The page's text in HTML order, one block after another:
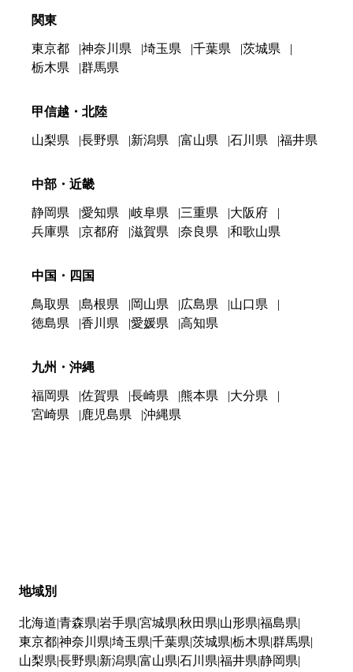
関東
東京都 神奈川県 埼玉県 千葉県
茨城県
栃木県
群馬県
甲信越・北陸
山梨県 長野県 新潟県 富山県 石川県 福井県
中部・近畿
静岡県 愛知県 岐阜県 三重県
大阪府
兵庫県
京都府 滋賀県 奈良県 和歌山県
中国・四国
鳥取県 島根県 岡山県 広島県
山口県
徳島県
香川県 愛媛県 高知県
九州・沖縄
福岡県 佐賀県 長崎県 熊本県
大分県
宮崎県
鹿児島県 沖縄県
地域別
北海道 青森県 岩手県 宮城県 秋田県 山形県 福島県
東京都神奈川県 埼玉県 千葉県 茨城県 栃木県 群馬県
山梨県 長野県 新潟県 富山県 石川県 福井県 静岡県